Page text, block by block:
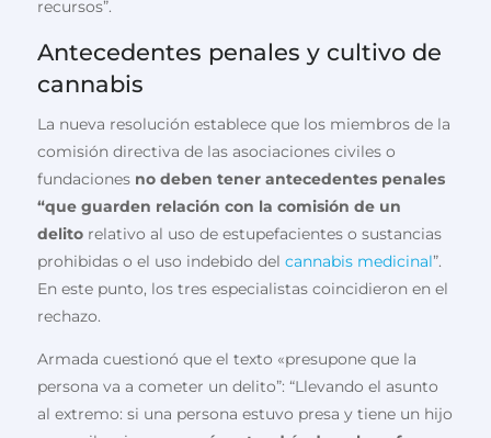
recursos”.
Antecedentes penales y cultivo de
cannabis
La nueva resolución establece que los miembros de la
comisión directiva de las asociaciones civiles o
fundaciones no deben tener antecedentes penales
“que guarden relación con la comisión de un
delito relativo al uso de estupefacientes o sustancias
prohibidas o el uso indebido delcannabis medicinal”.
En este punto, los tres especialistas coincidieron en el
rechazo.
Armada cuestionó que el texto «presupone que la
persona va a cometer un delito”: “Llevando el asunto
al extremo: si una persona estuvo presa y tiene un hijo